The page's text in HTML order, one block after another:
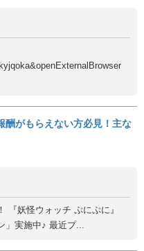
酬がもらえない方必見！主な
『妖怪ウォッチ ぷにぷに』
」実施中♪ 最近プ...